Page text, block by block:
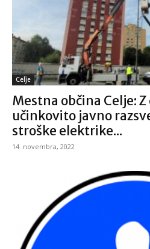
Celje
Mestna občina Celje:
učinkovito javno
stroške elektrike...
14. novembra, 2022